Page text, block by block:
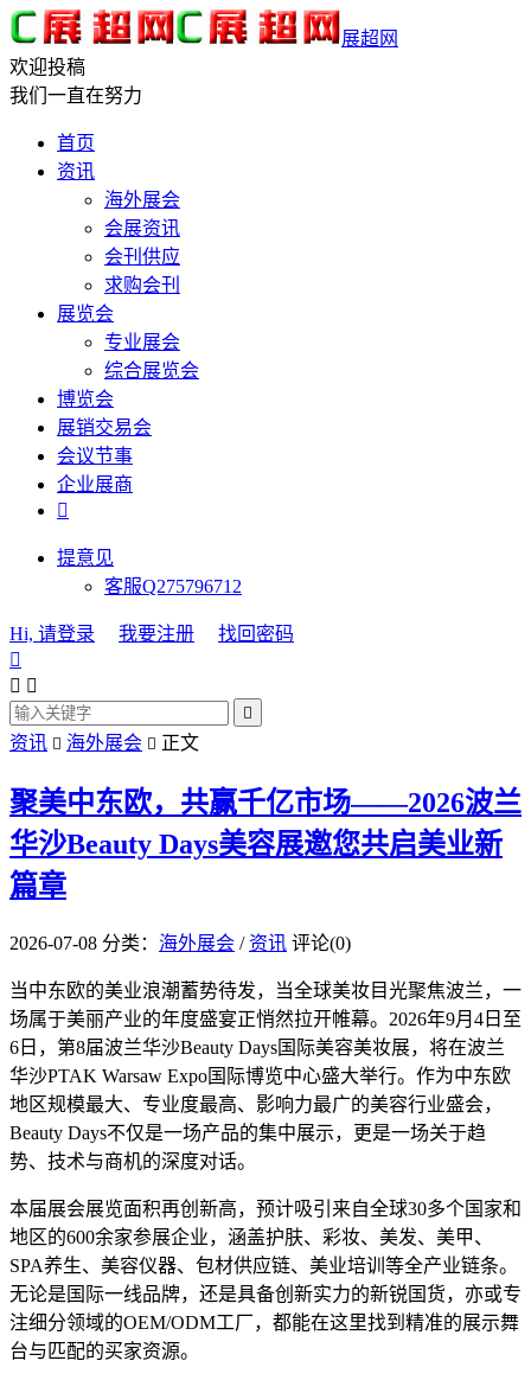
展超网
欢迎投稿
我们一直在努力
首页
资讯
海外展会
会展资讯
会刊供应
求购会刊
展览会
专业展会
综合展览会
博览会
展销交易会
会议节事
企业展商

提意见
客服Q275796712
Hi, 请登录 我要注册
找回密码

 

资讯  海外展会  正文
聚美中东欧，共赢千亿市场——2026波兰
华沙Beauty Days美容展邀您共启美业新
篇章
2026-07-08 分类： 海外展会 / 资讯 评论(0)
当中东欧的美业浪潮蓄势待发，当全球美妆目光聚焦波兰，一
场属于美丽产业的年度盛宴正悄然拉开帷幕。2026年9月4日至
6日，第8届波兰华沙Beauty Days国际美容美妆展，将在波兰
华沙PTAK Warsaw Expo国际博览中心盛大举行。作为中东欧
地区规模最大、专业度最高、影响力最广的美容行业盛会，
Beauty Days不仅是一场产品的集中展示，更是一场关于趋
势、技术与商机的深度对话。
本届展会展览面积再创新高，预计吸引来自全球30多个国家和
地区的600余家参展企业，涵盖护肤、彩妆、美发、美甲、
SPA养生、美容仪器、包材供应链、美业培训等全产业链条。
无论是国际一线品牌，还是具备创新实力的新锐国货，亦或专
注细分领域的OEM/ODM工厂，都能在这里找到精准的展示舞
台与匹配的买家资源。